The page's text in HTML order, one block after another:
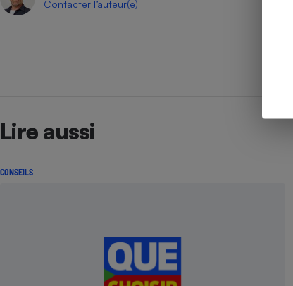
Contacter l’auteur(e)
Lire aussi
CONSEILS